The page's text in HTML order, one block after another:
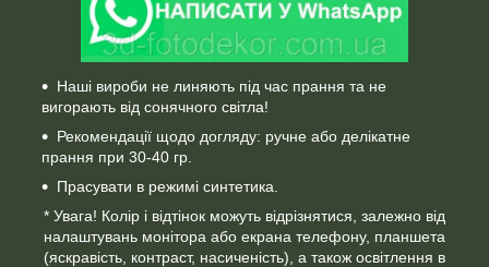
Наші вироби не линяють під час прання та не
вигорають від сонячного світла!
Рекомендації щодо догляду: ручне або делікатне
прання при 30-40 гр.
Прасувати в режимі синтетика.
* Увага! Колір і відтінок можуть відрізнятися, залежно від
налаштувань монітора або екрана телефону, планшета
(яскравість, контраст, насиченість), а також освітлення в